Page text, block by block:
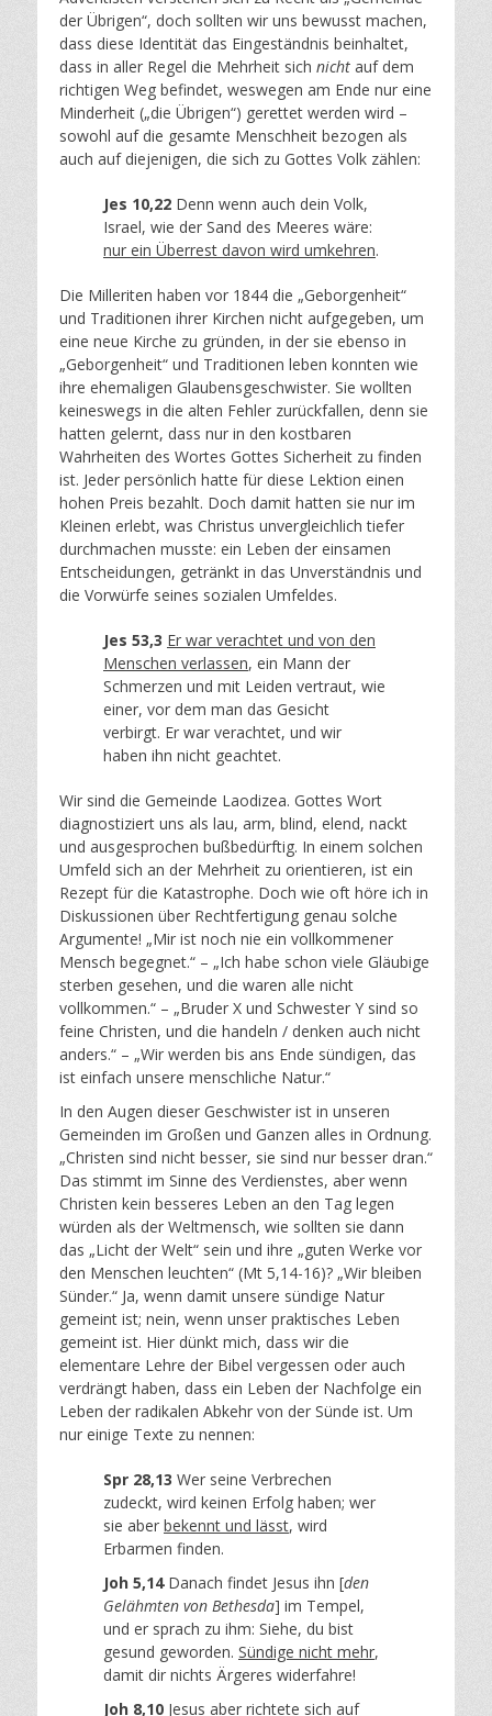
der Übrigen“, doch sollten wir uns bewusst machen,
dass diese Identität das Eingeständnis beinhaltet,
dass in aller Regel die Mehrheit sich nicht auf dem
richtigen Weg befindet, weswegen am Ende nur eine
Minderheit („die Übrigen“) gerettet werden wird –
sowohl auf die gesamte Menschheit bezogen als
auch auf diejenigen, die sich zu Gottes Volk zählen:
Jes 10,22 Denn wenn auch dein Volk,
Israel, wie der Sand des Meeres wäre:
nur ein Überrest davon wird umkehren.
Die Milleriten haben vor 1844 die „Geborgenheit“
und Traditionen ihrer Kirchen nicht aufgegeben, um
eine neue Kirche zu gründen, in der sie ebenso in
„Geborgenheit“ und Traditionen leben konnten wie
ihre ehemaligen Glaubensgeschwister. Sie wollten
keineswegs in die alten Fehler zurückfallen, denn sie
hatten gelernt, dass nur in den kostbaren
Wahrheiten des Wortes Gottes Sicherheit zu finden
ist. Jeder persönlich hatte für diese Lektion einen
hohen Preis bezahlt. Doch damit hatten sie nur im
Kleinen erlebt, was Christus unvergleichlich tiefer
durchmachen musste: ein Leben der einsamen
Entscheidungen, getränkt in das Unverständnis und
die Vorwürfe seines sozialen Umfeldes.
Jes 53,3 Er war verachtet und von den
Menschen verlassen, ein Mann der
Schmerzen und mit Leiden vertraut, wie
einer, vor dem man das Gesicht
verbirgt. Er war verachtet, und wir
haben ihn nicht geachtet.
Wir sind die Gemeinde Laodizea. Gottes Wort
diagnostiziert uns als lau, arm, blind, elend, nackt
und ausgesprochen bußbedürftig. In einem solchen
Umfeld sich an der Mehrheit zu orientieren, ist ein
Rezept für die Katastrophe. Doch wie oft höre ich in
Diskussionen über Rechtfertigung genau solche
Argumente! „Mir ist noch nie ein vollkommener
Mensch begegnet.“ – „Ich habe schon viele Gläubige
sterben gesehen, und die waren alle nicht
vollkommen.“ – „Bruder X und Schwester Y sind so
feine Christen, und die handeln / denken auch nicht
anders.“ – „Wir werden bis ans Ende sündigen, das
ist einfach unsere menschliche Natur.“
In den Augen dieser Geschwister ist in unseren
Gemeinden im Großen und Ganzen alles in Ordnung.
„Christen sind nicht besser, sie sind nur besser dran.“
Das stimmt im Sinne des Verdienstes, aber wenn
Christen kein besseres Leben an den Tag legen
würden als der Weltmensch, wie sollten sie dann
das „Licht der Welt“ sein und ihre „guten Werke vor
den Menschen leuchten“ (Mt 5,14-16)? „Wir bleiben
Sünder.“ Ja, wenn damit unsere sündige Natur
gemeint ist; nein, wenn unser praktisches Leben
gemeint ist. Hier dünkt mich, dass wir die
elementare Lehre der Bibel vergessen oder auch
verdrängt haben, dass ein Leben der Nachfolge ein
Leben der radikalen Abkehr von der Sünde ist. Um
nur einige Texte zu nennen:
Spr 28,13 Wer seine Verbrechen
zudeckt, wird keinen Erfolg haben; wer
sie aber bekennt und lässt, wird
Erbarmen finden.
Joh 5,14Danach findet Jesus ihn [den
Gelähmten von Bethesda] im Tempel,
und er sprach zu ihm: Siehe, du bist
gesund geworden. Sündige nicht mehr,
damit dir nichts Ärgeres widerfahre!
Joh 8,10 Jesus aber richtete sich auf